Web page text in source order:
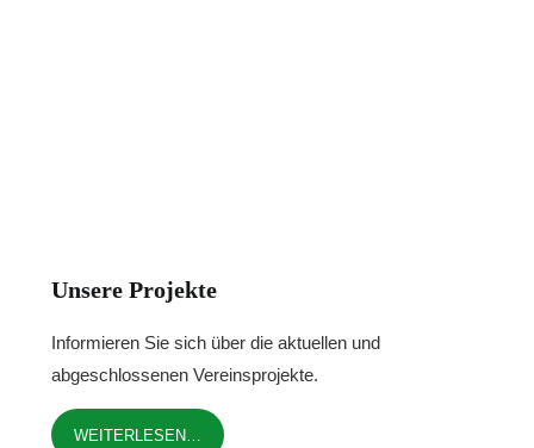
Unsere Projekte
Informieren Sie sich über die aktuellen und
abgeschlossenen Vereinsprojekte.
WEITERLESEN…